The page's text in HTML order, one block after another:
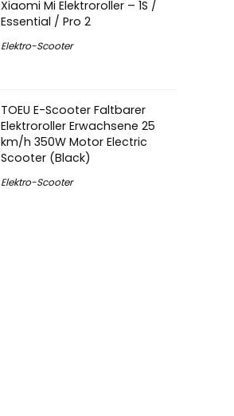
Xiaomi Mi Elektroroller – 1S /
Essential / Pro 2
Elektro-Scooter
TOEU E-Scooter Faltbarer
Elektroroller Erwachsene 25
km/h 350W Motor Electric
Scooter (Black)
Elektro-Scooter